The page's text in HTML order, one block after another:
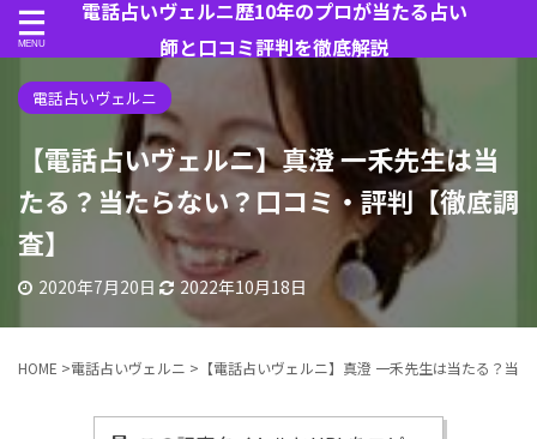
電話占いヴェルニ歴10年のプロが当たる占い
師と口コミ評判を徹底解説
電話占いヴェルニ
【電話占いヴェルニ】真澄 一禾先生は当
たる？当たらない？口コミ・評判【徹底調
査】
2020年7月20日 2022年10月18日
HOME >電話占いヴェルニ > 【電話占いヴェルニ】真澄 一禾先生は当たる？当